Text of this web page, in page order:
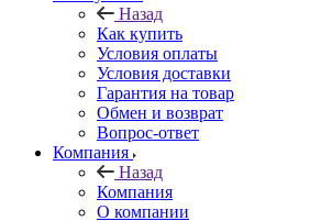
Назад
Как купить
Условия оплаты
Условия доставки
Гарантия на товар
Обмен и возврат
Вопрос-ответ
Компания
Назад
Компания
О компании